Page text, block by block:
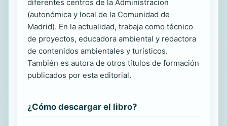
diferentes centros de la Administración
(autonómica y local de la Comunidad de
Madrid). En la actualidad, trabaja como técnico
de proyectos, educadora ambiental y redactora
de contenidos ambientales y turísticos.
También es autora de otros títulos de formación
publicados por esta editorial.
¿Cómo descargar el libro?